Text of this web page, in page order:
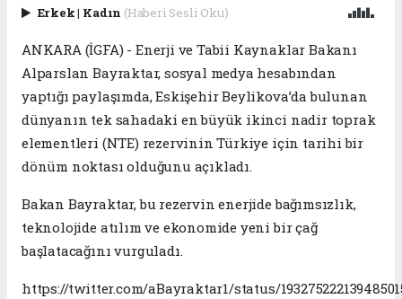
Erkek| Kadın (Haberi Sesli Oku)
ANKARA (İGFA) - Enerji ve Tabii Kaynaklar Bakanı
Alparslan Bayraktar, sosyal medya hesabından
yaptığı paylaşımda, Eskişehir Beylikova’da bulunan
dünyanın tek sahadaki en büyük ikinci nadir toprak
elementleri (NTE) rezervinin Türkiye için tarihi bir
dönüm noktası olduğunu açıkladı.
Bakan Bayraktar, bu rezervin enerjide bağımsızlık,
teknolojide atılım ve ekonomide yeni bir çağ
başlatacağını vurguladı.
https://twitter.com/aBayraktar1/status/